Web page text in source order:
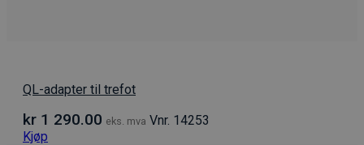
QL-adapter til trefot
kr 1 290.00 eks. mva Vnr. 14253
Kjøp